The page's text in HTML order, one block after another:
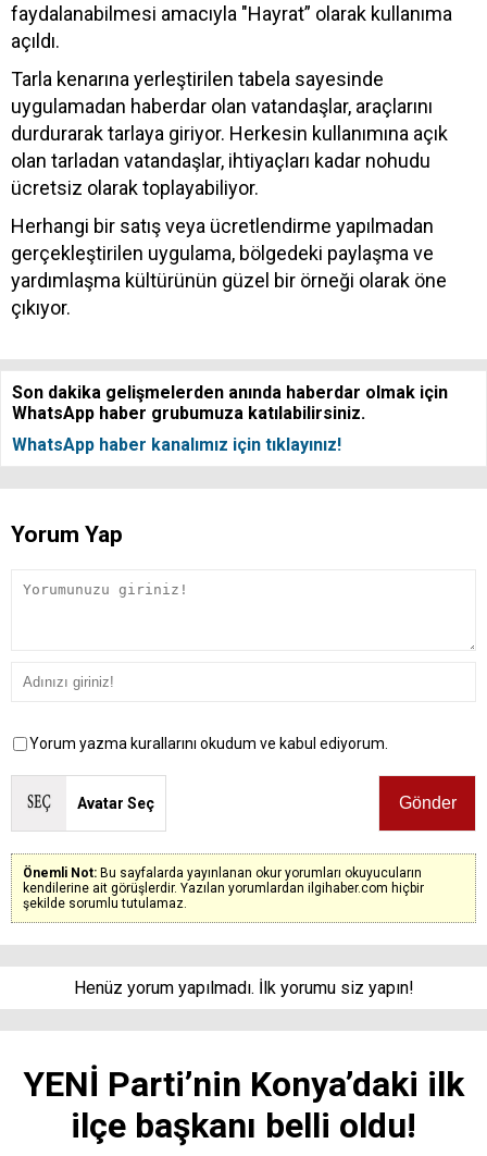
faydalanabilmesi amacıyla "Hayrat” olarak kullanıma
açıldı.
Tarla kenarına yerleştirilen tabela sayesinde
uygulamadan haberdar olan vatandaşlar, araçlarını
durdurarak tarlaya giriyor. Herkesin kullanımına açık
olan tarladan vatandaşlar, ihtiyaçları kadar nohudu
ücretsiz olarak toplayabiliyor.
Herhangi bir satış veya ücretlendirme yapılmadan
gerçekleştirilen uygulama, bölgedeki paylaşma ve
yardımlaşma kültürünün güzel bir örneği olarak öne
çıkıyor.
Son dakika gelişmelerden anında haberdar olmak için
WhatsApp haber grubumuza katılabilirsiniz.
WhatsApp haber kanalımız için tıklayınız!
Yorum Yap
Yorum yazma kurallarını okudum ve kabul ediyorum.
Avatar Seç
Önemli Not: Bu sayfalarda yayınlanan okur yorumları okuyucuların
kendilerine ait görüşlerdir. Yazılan yorumlardan ilgihaber.com hiçbir
şekilde sorumlu tutulamaz.
Henüz yorum yapılmadı. İlk yorumu siz yapın!
YENİ Parti’nin Konya’daki ilk
ilçe başkanı belli oldu!